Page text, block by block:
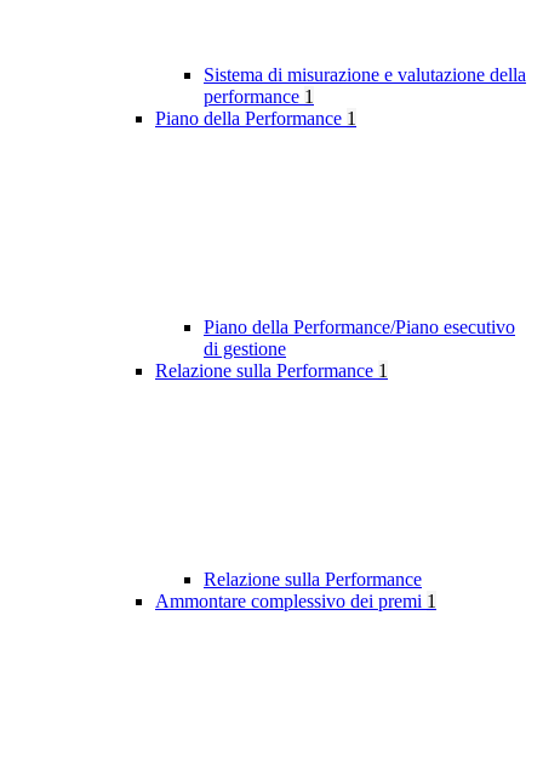
Sistema di misurazione e valutazione della
performance 1
Piano della Performance 1
Piano della Performance/Piano esecutivo
di gestione
Relazione sulla Performance 1
Relazione sulla Performance
Ammontare complessivo dei premi 1